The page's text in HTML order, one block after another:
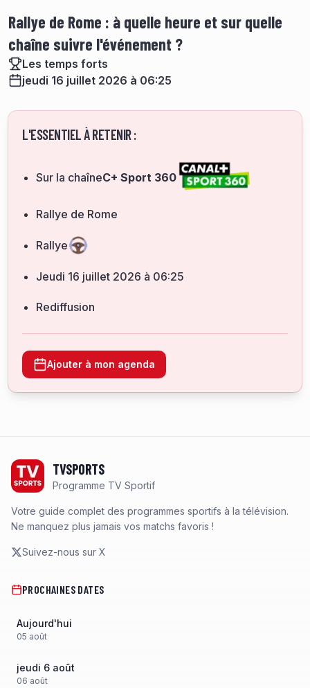
Rallye de Rome : à quelle heure et sur quelle
chaîne suivre l'événement ?
Les temps forts
jeudi 16 juillet 2026 à 06:25
L'ESSENTIEL À RETENIR :
Sur la chaîneC+ Sport 360
Rallye de Rome
Rallye
jeudi 16 juillet 2026 à 06:25
Rediffusion
Ajouter à mon agenda
TVSPORTS
Programme TV Sportif
Votre guide complet des programmes sportifs à la télévision.
Ne manquez plus jamais vos matchs favoris !
Suivez-nous sur X
PROCHAINES DATES
Aujourd'hui
05 août
jeudi 6 août
06 août